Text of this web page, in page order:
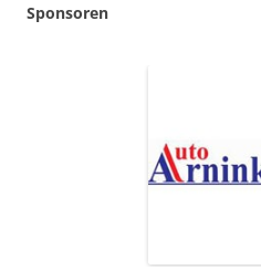
Sponsoren